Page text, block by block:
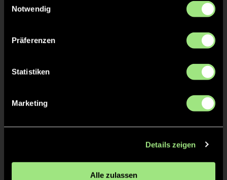
Notwendig
Präferenzen
Statistiken
Marketing
Details zeigen
Alle zulassen
2:3 16’